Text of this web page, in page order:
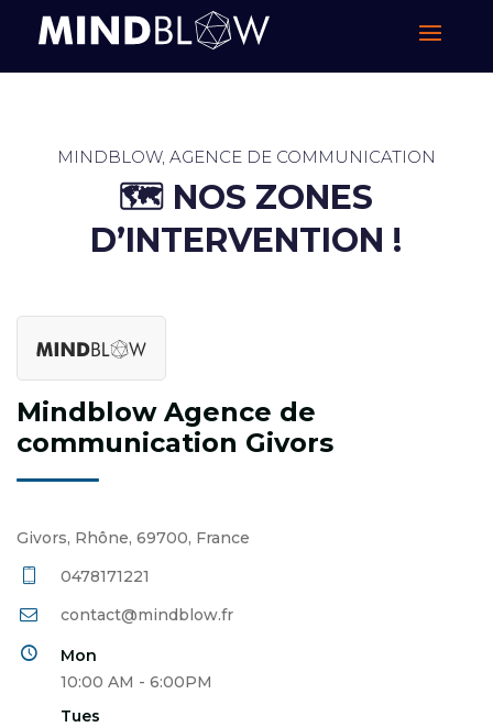
MINDBLOW, AGENCE DE COMMUNICATION
🗺️ ​NOS ZONES
D’INTERVENTION !
Mindblow Agence de
communication Givors
Givors, Rhône, 69700, France
0478171221
contact@mindblow.fr
Mon
10:00 AM - 6:00PM
Tues